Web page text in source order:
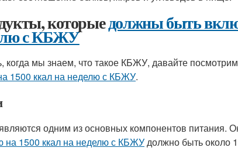
которыедолжны быть
с КБЖУ
когда мы знаем, что такое КБЖУ, давайте
1500 ккал на неделю с КБЖУ.
одним из основных компонентов питания.
на 1500 ккал на неделю с КБЖУдолжно быть около